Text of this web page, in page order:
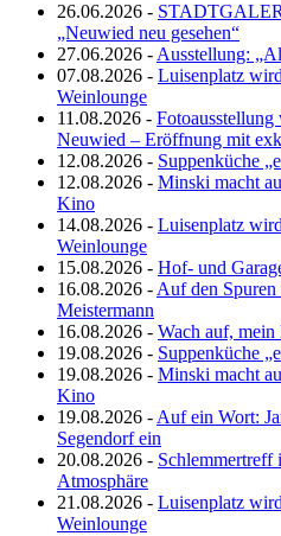
26.06.2026 -
„Neuwied neu gesehen“
27.06.2026 - Ausstellung:
07.08.2026 - Luisenplatz
Weinlounge
11.08.2026 -
Neuwied – Eröffnung mit
12.08.2026 - Suppenküche
12.08.2026 - Minski macht
Kino
14.08.2026 - Luisenplatz
Weinlounge
15.08.2026 - Hof- und
16.08.2026 - Auf den
Meistermann
16.08.2026 - Wach auf,
19.08.2026 - Suppenküche
19.08.2026 - Minski macht
Kino
19.08.2026 - Auf ein Wort:
Segendorf ein
20.08.2026 - Schlemmertreff
Atmosphäre
21.08.2026 - Luisenplatz
Weinlounge